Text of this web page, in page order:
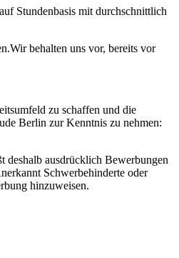
Stundenbasis mit durchschnittlich
behalten uns vor, bereits vor
zu schaffen und die
Berlin zur Kenntnis zu nehmen:
deshalb ausdrücklich Bewerbungen
Schwerbehinderte oder
hinzuweisen.